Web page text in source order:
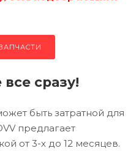
сразу!
быть затратной для
предлагает
от 3-х до 12 месяцев.